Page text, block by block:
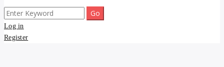
Search
for:
Log in
Register